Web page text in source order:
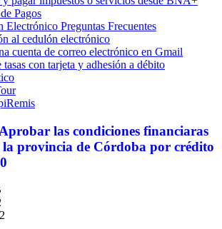
Pagos
Electrónico Preguntas Frecuentes
al cedulón electrónico
cuenta de correo electrónico en Gmail
tasas con tarjeta y adhesión a débito
las condiciones financiaras
la provincia de Córdoba por crédito